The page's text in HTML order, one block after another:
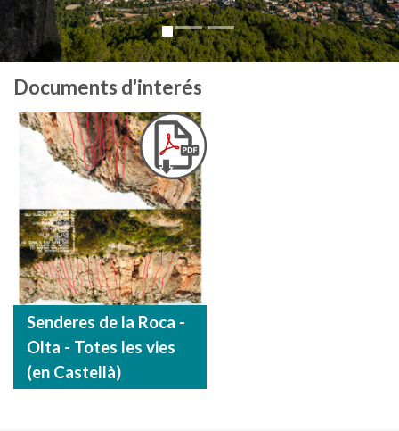
Documents d'interés
Senderes de la Roca -
Olta - Totes les vies
(en Castellà)